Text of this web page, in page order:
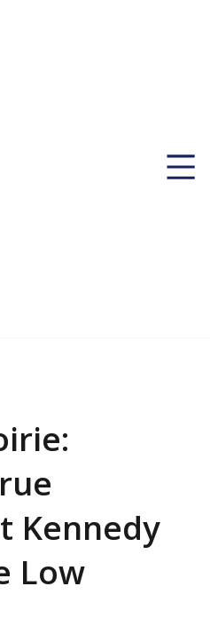
Kennedy
Low